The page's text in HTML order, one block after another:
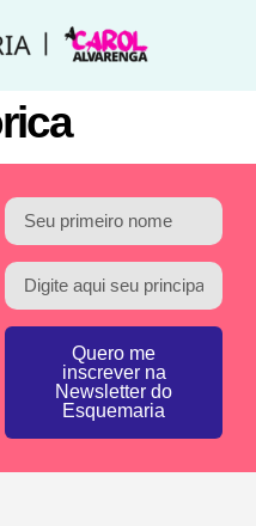
Quero me
inscrever na
Newsletter do
Esquemaria